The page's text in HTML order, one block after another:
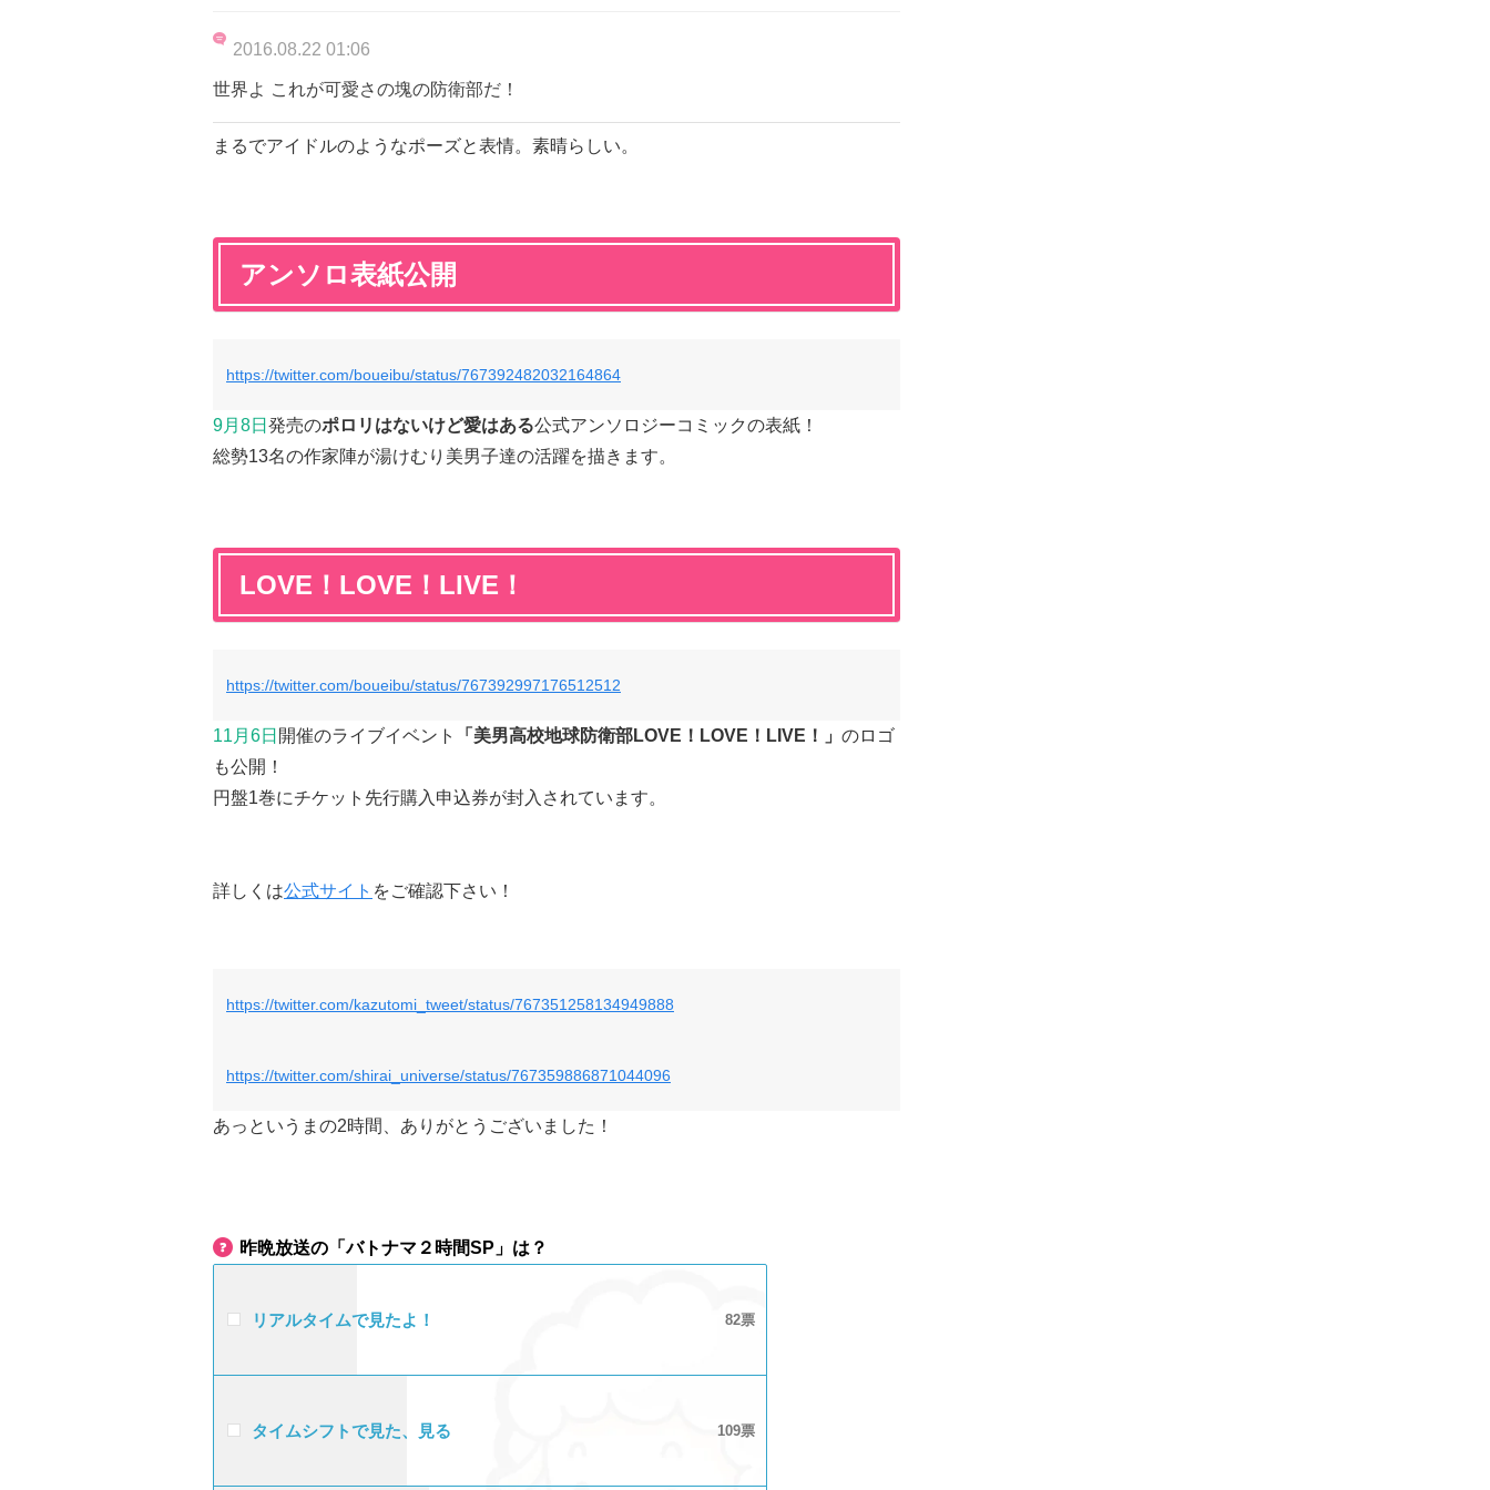
2016.08.22 01:06
世界よ これが可愛さの塊の防衛部だ！
まるでアイドルのようなポーズと表情。素晴らしい。
アンソロ表紙公開
https://twitter.com/boueibu/status/767392482032164864
9月8日 発売のポロリはないけど愛はある公式アンソロジーコミックの表紙！
総勢13名の作家陣が湯けむり美男子達の活躍を描きます。
LOVE！LOVE！LIVE！
https://twitter.com/boueibu/status/767392997176512512
11月6日 開催のライブイベント 「美男高校地球防衛部LOVE！LOVE！LIVE！」 のロゴ
も公開！
円盤1巻にチケット先行購入申込券が封入されています。
詳しくは公式サイト をご確認下さい！
https://twitter.com/kazutomi_tweet/status/767351258134949888
https://twitter.com/shirai_universe/status/767359886871044096
あっというまの2時間、ありがとうございました！
昨晩放送の「バトナマ２時間SP」は？
リアルタイムで見たよ！ 82
タイムシフトで見た、見る 109